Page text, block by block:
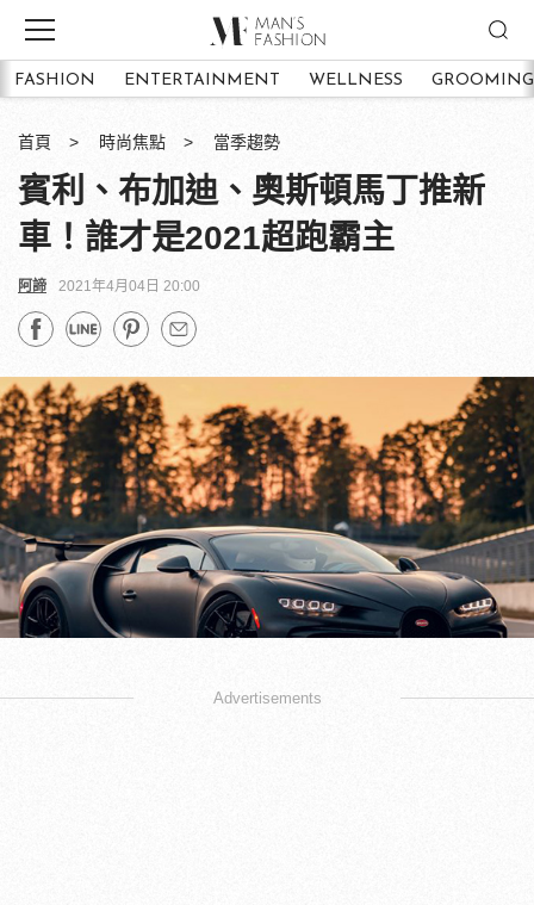
FASHION ENTERTAINMENT WELLNESS GROOMING
首頁 時尚焦點 當季趨勢
賓利、布加迪、奧斯頓馬丁推新
車！誰才是2021超跑霸主
阿諦 2021年4月04日 20:00
Advertisements